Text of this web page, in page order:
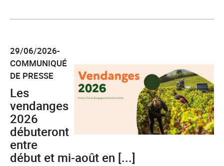
l'article
inscrits
à
France
au
2e
trimestre
29/06/2026-
COMMUNIQUÉ
DE PRESSE
Les
vendanges
2026
débuteront
entre
début et mi-août en [...]